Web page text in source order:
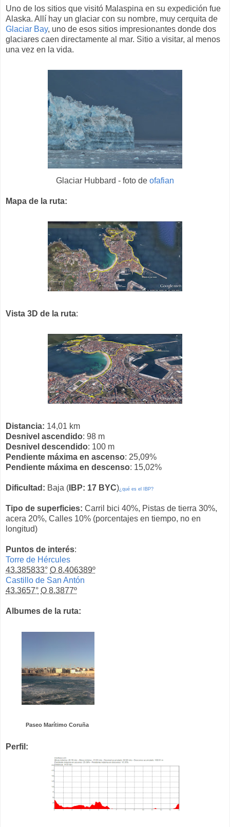
Uno de los sitios que visitó Malaspina en su expedición fue
Alaska. Allí hay un glaciar con su nombre, muy cerquita de
Glaciar Bay, uno de esos sitios impresionantes donde dos
glaciares caen directamente al mar. Sitio a visitar, al menos
una vez en la vida.
Glaciar Hubbard - foto de ofafian
Mapa de la ruta:
Vista 3D de la ruta:
Distancia: 14,01 km
Desnivel ascendido: 98 m
Desnivel descendido: 100 m
Pendiente máxima en ascenso: 25,09%
Pendiente máxima en descenso: 15,02%
Dificultad: Baja ( IBP: 17 BYC)¿qué es el IBP?
Tipo de superficies: Carril bici 40%, Pistas de tierra 30%,
acera 20%, Calles 10% (porcentajes en tiempo, no en
longitud)
Puntos de interés:
Torre de Hércules
43.385833° O 8.406389º
Castillo de San Antón
43.3657° O 8.3877º
Albumes de la ruta:
Paseo Marítimo Coruña
Perfil: